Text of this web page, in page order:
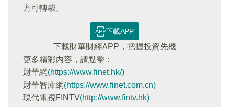
方可轉載。
下載APP
下載財華財經APP，把握投資先機
更多精彩内容，請點擊：
財華網(https://www.finet.hk/)
財華智庫網(https://www.finet.com.cn)
現代電視FINTV(http://www.fintv.hk)